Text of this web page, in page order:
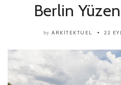
Berlin
by ARKITEKTUEL 22